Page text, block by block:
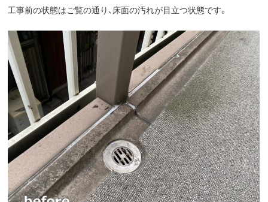
工事前の状態はご覧の通り、床面の汚れが目立つ状態です。